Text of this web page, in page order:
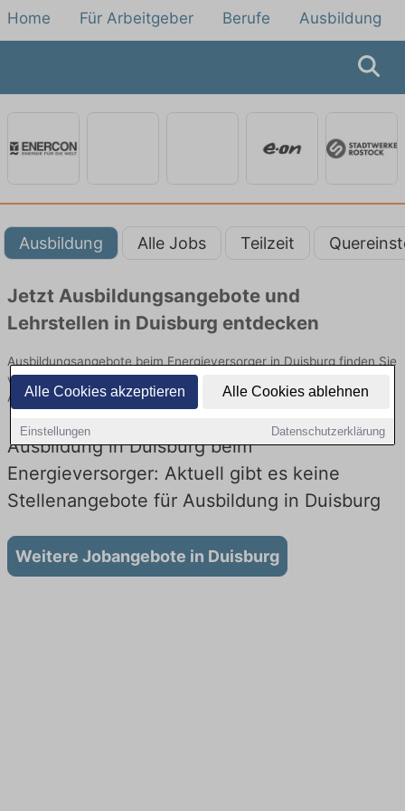
Alle Cookies akzeptieren Alle Cookies ablehnen
Einstellungen Datenschutzerklärung
Home Für Arbeitgeber Berufe Ausbildung
Ausbildung Alle Jobs Teilzeit
Jetzt Ausbildungsangebote und
Lehrstellen in Duisburg entdecken
Ausbildungsangebote beim Energieversorger in Duisburg finden Sie
von namhaften Firmen. Entdecken Sie freie Optionen von Top-
Arbeitgebern und bewerben Sie sich noch heute.
Ausbildung in Duisburg beim
Energieversorger: Aktuell gibt es keine
Stellenangebote für Ausbildung in Duisburg
Weitere Jobangebote in Duisburg